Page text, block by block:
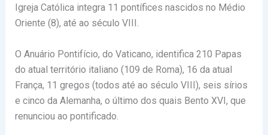
Igreja Católica integra 11 pontífices nascidos no Médio
Oriente (8), até ao século VIII.
O Anuário Pontifício, do Vaticano, identifica 210 Papas
do atual território italiano (109 de Roma), 16 da atual
França, 11 gregos (todos até ao século VIII), seis sírios
e cinco da Alemanha, o último dos quais Bento XVI, que
renunciou ao pontificado.